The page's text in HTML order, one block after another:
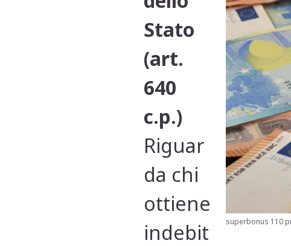
superbonus 110
Stato
(art.
640
c.p.)
Riguar
da chi
ottiene
indebit